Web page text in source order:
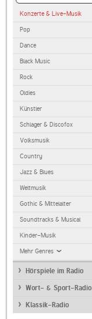
Konzerte & Live-Musik
Pop
Dance
Black Music
Rock
Oldies
Künstler
Schlager & Discofox
Volksmusik
Country
Jazz & Blues
Weltmusik
Gothic & Mittelalter
Soundtracks & Musical
Kinder-Musik
Mehr Genres
Hörspiele im Radio
Wort- & Sport-Radio
Klassik-Radio